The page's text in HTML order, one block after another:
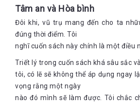
Tâm an và Hòa bình
Đôi khi, vũ trụ mang đến cho ta
đúng thời điểm. Tôi
nghĩ cuốn sách này chính là một điều
Triết lý trong cuốn sách khá sâu sắc
tôi, có lẽ sẽ không thể áp dụng ngay
vọng rằng một ngày
nào đó mình sẽ làm được. Tôi chắc